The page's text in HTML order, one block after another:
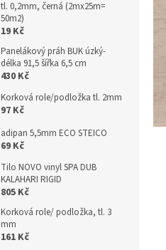
tl. 0,2mm, černá (2mx25m=
50m2)
19 Kč
Panelákový práh BUK úzký-
délka 91,5 šířka 6,5 cm
430 Kč
Korková role/podložka tl. 2mm
97 Kč
adipan 5,5mm ECO STEICO
69 Kč
Tilo NOVO vinyl SPA DUB
KALAHARI RIGID
805 Kč
Korková role/ podložka, tl. 3
mm
161 Kč